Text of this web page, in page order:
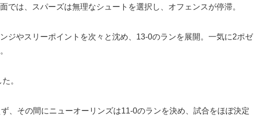
では、スパーズは無理なシュートを選択し、オフェンスが停滞。
ジやスリーポイントを次々と沈め、13-0のランを展開。一気に2ポゼ
。
、その間にニューオーリンズは11-0のランを決め、試合をほぼ決定